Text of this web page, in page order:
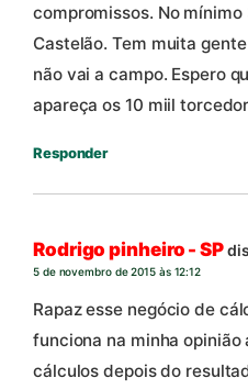
compromissos. No
Castelão. Tem muita
não vai a campo. Espero
apareça os 10 miil
Responder
Rodrigo pinheiro - SP
5 de novembro de 2015 às 12:12
Rapaz esse negócio de
funciona na minha opinião
cálculos depois do